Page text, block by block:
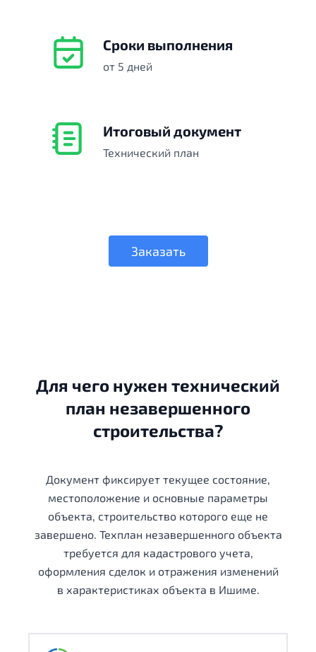
Сроки выполнения
от 5 дней
Итоговый документ
Технический план
Заказать
Для чего нужен технический
план незавершенного
строительства?
Документ фиксирует текущее состояние,
местоположение и основные параметры
объекта, строительство которого еще не
завершено. Техплан незавершенного объекта
требуется для кадастрового учета,
оформления сделок и отражения изменений
в характеристиках объекта в Ишиме.